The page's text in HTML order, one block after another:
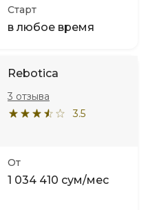
Старт
в любое время
Rebotica
3.5
3 отзыва
От
1 034 410 сум/мес